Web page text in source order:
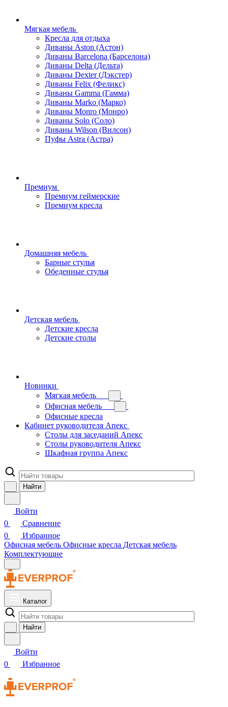
Мягкая мебель
Кресла для отдыха
Диваны Aston (Астон)
Диваны Barcelona (Барселона)
Диваны Delta (Дельта)
Диваны Dexter (Дэкстер)
Диваны Felix (Феликс)
Диваны Gamma (Гамма)
Диваны Marko (Марко)
Диваны Monro (Монро)
Диваны Solo (Соло)
Диваны Wilson (Вилсон)
Пуфы Astra (Астра)
Премиум
Премиум геймерские
Премиум кресла
Домашняя мебель
Барные стулья
Обеденные стулья
Детская мебель
Детские кресла
Детские столы
Новинки
Мягкая мебель
Офисная мебель
Офисные кресла
Кабинет руководителя Апекс
Столы для заседаний Апекс
Столы руководителя Апекс
Шкафная группа Апекс
Найти
Войти
0
Сравнение
0
Избранное
Офисная мебель Офисные кресла Детская мебель
Комплектующие
Каталог
Найти
Войти
0
Избранное